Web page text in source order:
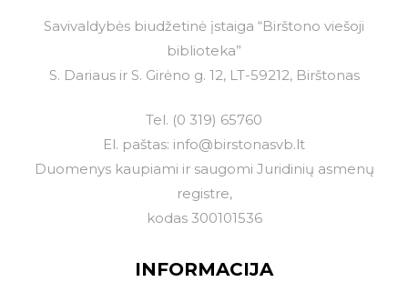
Savivaldybės biudžetinė įstaiga “Birštono viešoji
biblioteka”
S. Dariaus ir S. Girėno g. 12, LT-59212, Birštonas
Tel. (0 319) 65760
El. paštas: info@birstonasvb.lt
Duomenys kaupiami ir saugomi Juridinių asmenų
registre,
kodas 300101536
INFORMACIJA